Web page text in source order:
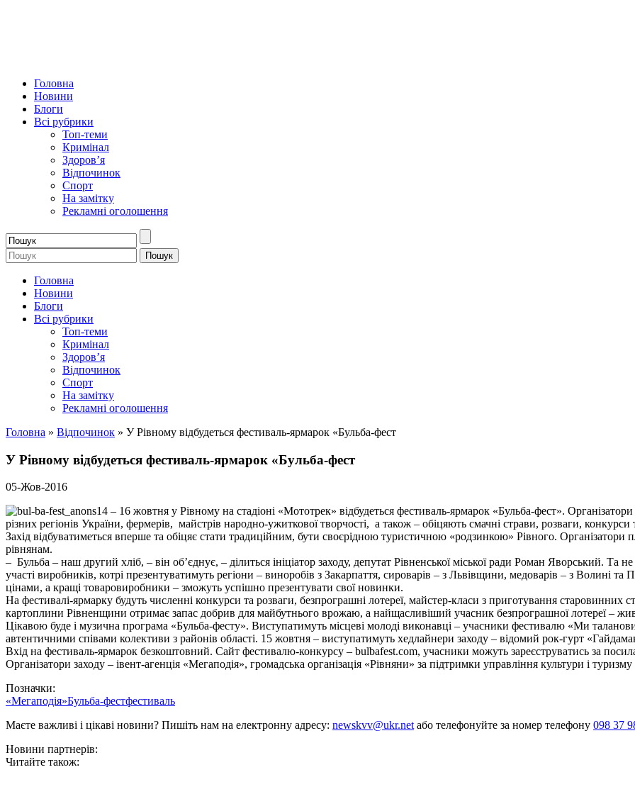
Головна
Новини
Блоги
Всі рубрики
Топ-теми
Кримінал
Здоров’я
Відпочинок
Спорт
На замітку
Рекламні оголошення
Головна
Новини
Блоги
Всі рубрики
Топ-теми
Кримінал
Здоров’я
Відпочинок
Спорт
На замітку
Рекламні оголошення
Головна » Відпочинок » У Рівному відбудеться фестиваль-ярмарок «Бульба-фест
У Рівному відбудеться фестиваль-ярмарок «Бульба-фест
05-Жов-2016
14 – 16 жовтня у Рівному на стадіоні «Мототрек» відбудеться фестиваль-ярмарок «Бульба-фест».
різних регіонів України, фермерів, майстрів народно-ужиткової творчості, а також – обіцяють смачні страви, розваги,
Захід відбуватиметься вперше та обіцяє стати традиційним, бути своєрідною туристичною «родзинкою» Рівного. Організатори
рівнянам.
– Бульба – наш другий хліб, – він об’єднує, – ділиться ініціатор заходу, депутат Рівненської міської ради Роман Яворський.
участі виробників, котрі презентуватимуть регіони – виноробів з Закарпаття, сироварів – з Львівщини, медоварів – з Волині
цінами, а кращі товаровиробники – зможуть успішно презентувати свої новинки.
На фестивалі-ярмарку будуть численні конкурси та розваги, безпрограшні лотереї, майстер-класи з приготування старовинних
картоплини Рівненщини отримає запас добрив для майбутнього врожаю, а найщасливіший учасник безпрограшної лотереї –
Цікавою буде і музична програма «Бульба-фесту». Виступатимуть місцеві молоді виконавці – учасники фестивалю «Ми
автентичними співами колективи з районів області. 15 жовтня – виступатимуть хедлайнери заходу – відомий рок-гурт
Вхід на фестиваль-ярмарок безкоштовний. Сайт фестивалю-конкурсу – bulbafest.com, учасники можуть зареєструватись за
Організатори заходу – івент-агенція «Мегаподія», громадська організація «Рівняни» за підтримки управління культури і
Позначки:
«Мегаподія»Бульба-фестфестиваль
Маєте важливі і цікаві новини? Пишіть нам на електронну адресу: newskvv@ukr.netабо телефонуйте за номер телефону 098 37
Новини партнерів:
Читайте також: